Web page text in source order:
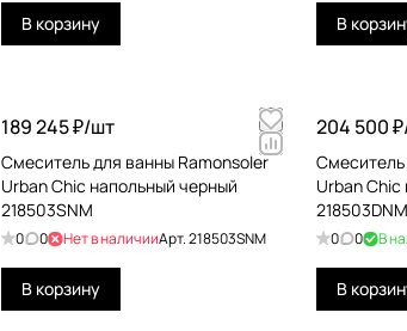
В корзину В
189 245 ₽/шт
Смеситель для ванны Ramonsoler
Urban Chic напольный черный
218503SNM
0 0 Нет в наличииАрт.218503SNM
В корзину
204 500
Urban
218503DNM
0 0 В
В